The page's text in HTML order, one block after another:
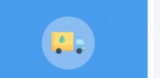
Thinkphp开发的多语言交易所源码含
uniapp前端全开源版币币期权交易合约